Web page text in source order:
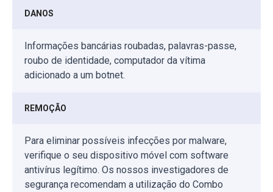
DANOS
Informações bancárias roubadas, palavras-passe,
roubo de identidade, computador da vítima
adicionado a um botnet.
REMOÇÃO
Para eliminar possíveis infecções por malware,
verifique o seu dispositivo móvel com software
antivírus legítimo. Os nossos investigadores de
segurança recomendam a utilização do Combo